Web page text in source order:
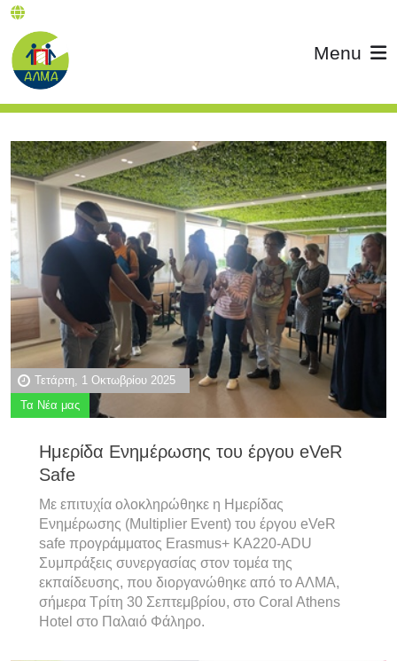
Menu
Τετάρτη, 1 Οκτωβρίου 2025
Τα Νέα μας
Ημερίδα Ενημέρωσης του έργου eVeR
Safe
Με επιτυχία ολοκληρώθηκε η Ημερίδας
Ενημέρωσης (Multiplier Event) του έργου eVeR
safe προγράμματος Erasmus+ KA220-ADU
Συμπράξεις συνεργασίας στον τομέα της
εκπαίδευσης, που διοργανώθηκε από το ΑΛΜΑ,
σήμερα Τρίτη 30 Σεπτεμβρίου, στο Coral Athens
Hotel στο Παλαιό Φάληρο.